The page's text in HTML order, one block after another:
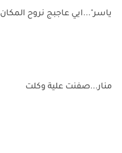
ياسر"...ايي عاجبج نروح المكان
منار...صفنت علية وكلت